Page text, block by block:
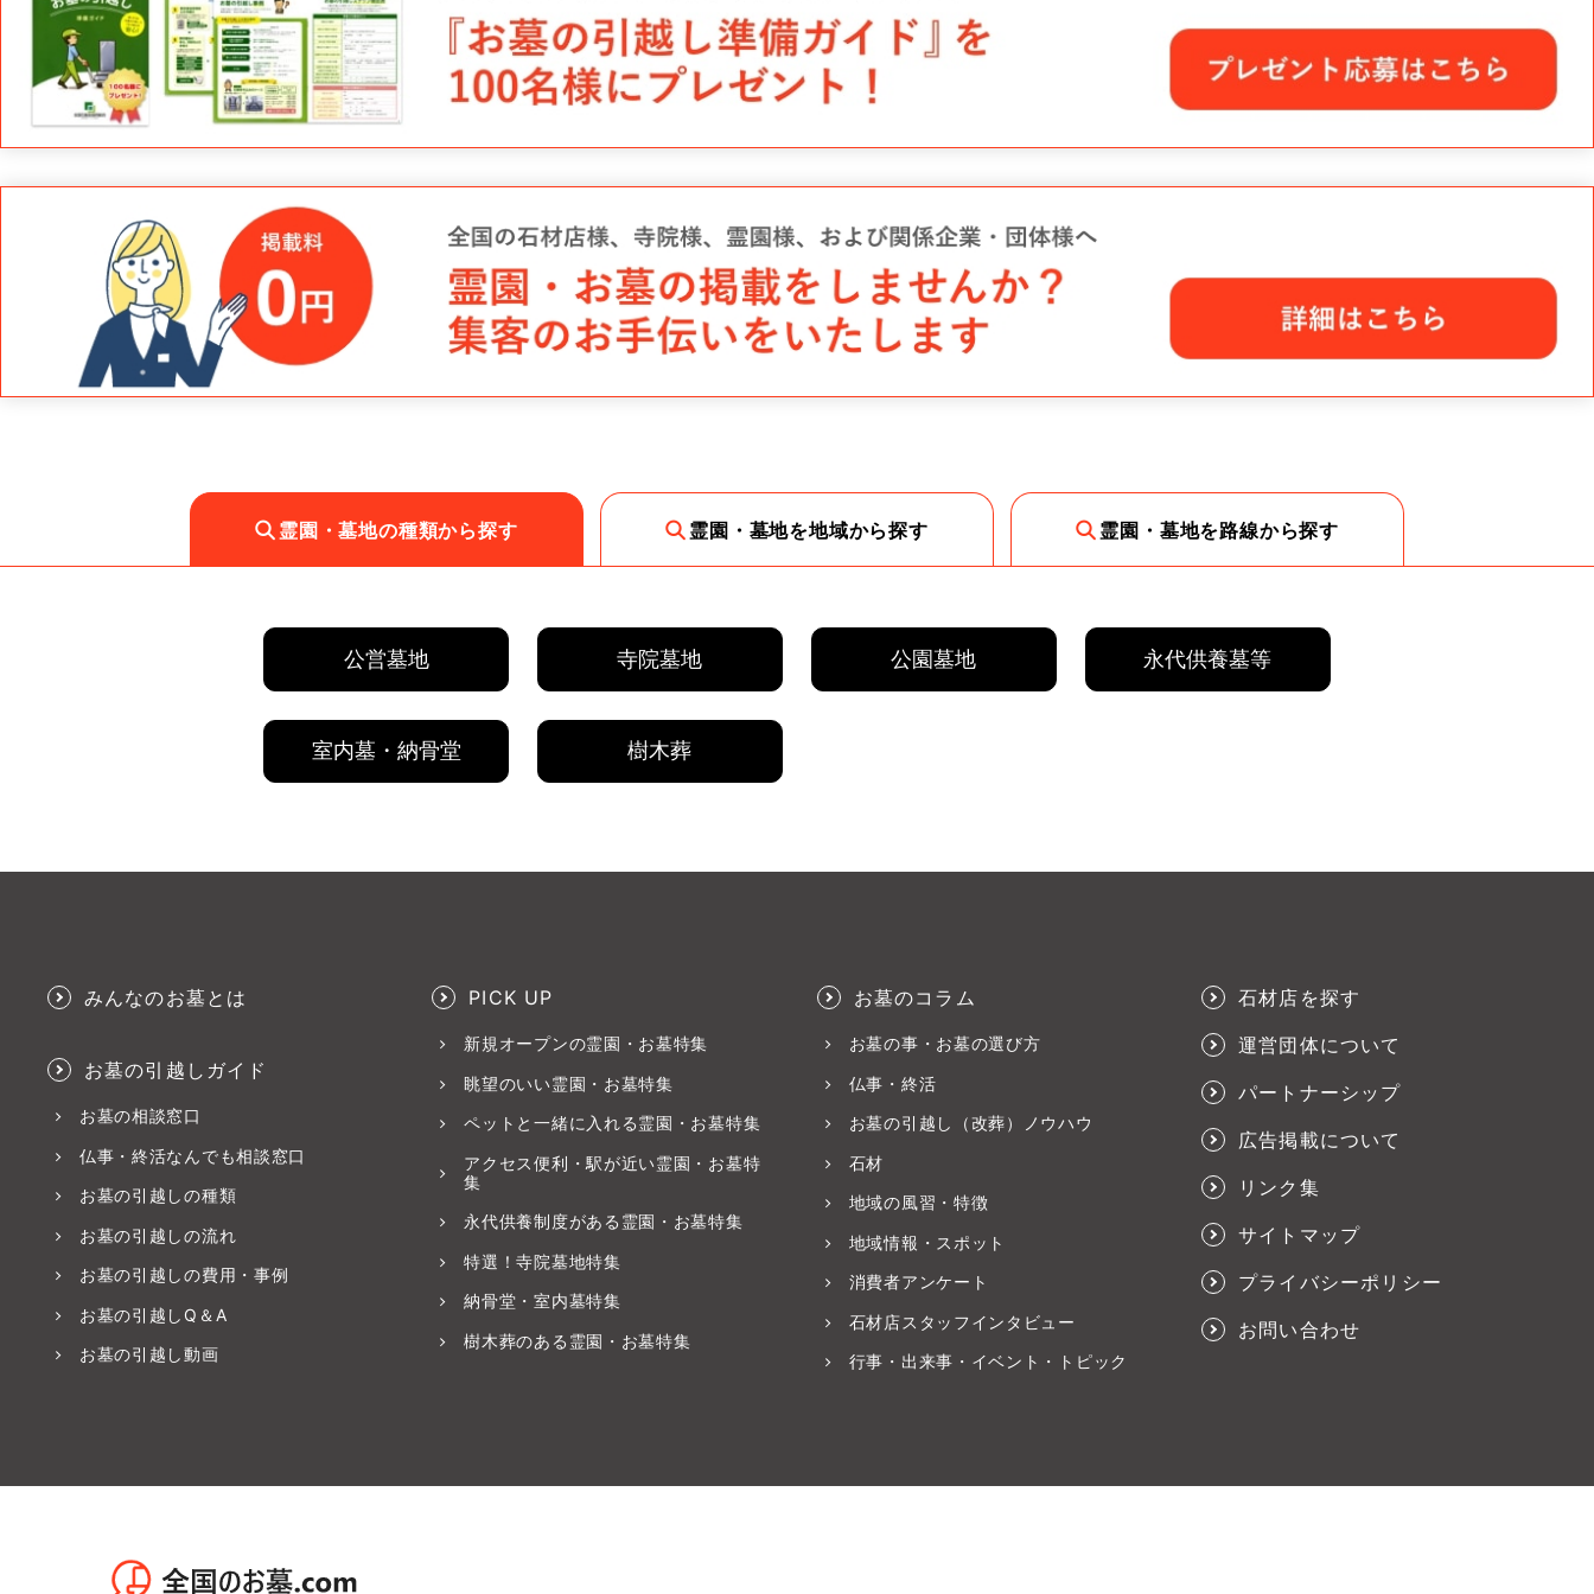
霊園・墓地の種類から探す 霊園・墓地を地域から探す 霊園・墓地を路線から探す
公営墓地 寺院墓地 公園墓地 永代供養墓等
室内墓・納骨堂 樹木葬
みんなのお墓とは
お墓の引越しガイド
お墓の相談窓口
仏事・終活なんでも相談窓口
お墓の引越しの種類
お墓の引越しの流れ
お墓の引越しの費用・事例
お墓の引越しQ＆A
お墓の引越し動画
PICK UP
新規オープンの霊園・お墓特集
眺望のいい霊園・お墓特集
ペットと一緒に入れる霊園・お墓特集
アクセス便利・駅が近い霊園・お墓特
集
永代供養制度がある霊園・お墓特集
特選！寺院墓地特集
納骨堂・室内墓特集
樹木葬のある霊園・お墓特集
お墓のコラム
お墓の事・お墓の選び方
仏事・終活
お墓の引越し（改葬）ノウハウ
石材
地域の風習・特徴
地域情報・スポット
消費者アンケート
石材店スタッフインタビュー
行事・出来事・イベント・トピック
石材店を探す
運営団体について
パートナーシップ
広告掲載について
リンク集
サイトマップ
プライバシーポリシー
お問い合わせ